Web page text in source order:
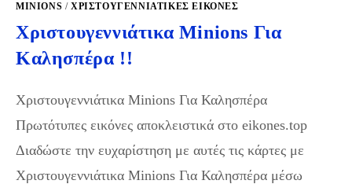
MINIONS /ΧΡΙΣΤΟΥΓΕΝΝΙΆΤΙΚΕΣ ΕΙΚΌΝΕΣ
Χριστουγεννιάτικα Minions Για
Καλησπέρα !!
Χριστουγεννιάτικα Minions Για Καλησπέρα
Πρωτότυπες εικόνες αποκλειστικά στο eikones.top
Διαδώστε την ευχαρίστηση με αυτές τις κάρτες με
Χριστουγεννιάτικα Minions Για Καλησπέρα μέσω